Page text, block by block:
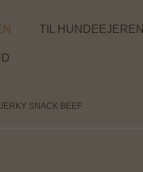
TIL HUNDEEJEREN
SNACK BEEF